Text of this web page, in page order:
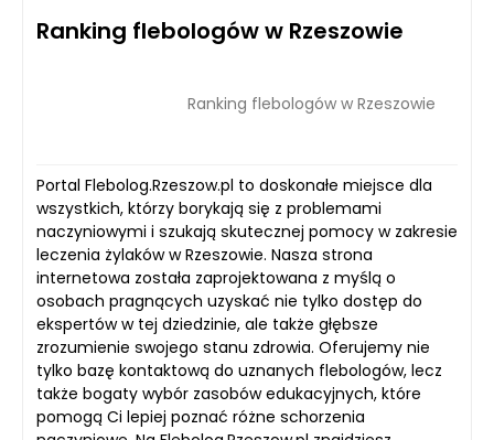
Ranking flebologów w Rzeszowie
Ranking flebologów w Rzeszowie
Portal Flebolog.Rzeszow.pl to doskonałe miejsce dla
wszystkich, którzy borykają się z problemami
naczyniowymi i szukają skutecznej pomocy w zakresie
leczenia żylaków w Rzeszowie. Nasza strona
internetowa została zaprojektowana z myślą o
osobach pragnących uzyskać nie tylko dostęp do
ekspertów w tej dziedzinie, ale także głębsze
zrozumienie swojego stanu zdrowia. Oferujemy nie
tylko bazę kontaktową do uznanych flebologów, lecz
także bogaty wybór zasobów edukacyjnych, które
pomogą Ci lepiej poznać różne schorzenia